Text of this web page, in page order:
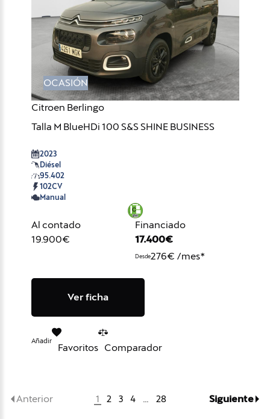
OCASIÓN
Citroen Berlingo
Talla M BlueHDi 100 S&S SHINE BUSINESS
2023
Diésel
95.402
102CV
Manual
Al contado
19.900€
Financiado
17.400€
Desde276€ /mes*
Ver ficha
Añadir
Favoritos Comparador
Anterior 1 2 3 4 28 Siguiente